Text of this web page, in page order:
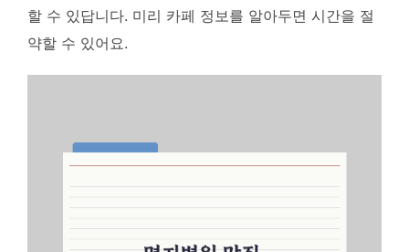
할 수 있답니다. 미리 카페 정보를 알아두면 시간을 절
약할 수 있어요.